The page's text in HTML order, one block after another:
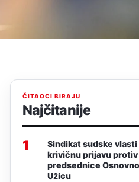
ČITAOCI BIRAJU
Najčitanije
1
Sindikat sudske
krivičnu prijavu protiv
predsednice
Užicu